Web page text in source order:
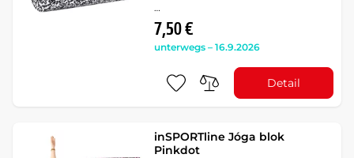
…
7,50 €
unterwegs – 16.9.2026
Detail
inSPORTline Jóga blok
Pinkdot